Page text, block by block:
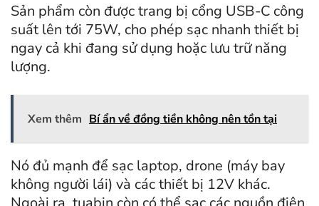
Sản phẩm còn được trang bị cổng USB-C công
suất lên tới 75W, cho phép sạc nhanh thiết bị
ngay cả khi đang sử dụng hoặc lưu trữ năng
lượng.
Xem thêm Bí ẩn về đồng tiền không nên tồn tại
Nó đủ mạnh để sạc laptop, drone (máy bay
không người lái) và các thiết bị 12V khác.